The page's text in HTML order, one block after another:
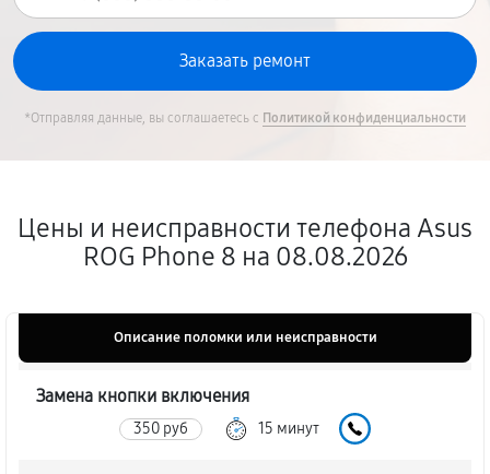
*Отправляя данные, вы соглашаетесь с Политикой конфиденциальности
Цены и неисправности телефона Asus
ROG Phone 8 на 08.08.2026
Описание поломки или неисправности
Замена кнопки включения
350 руб 15 минут